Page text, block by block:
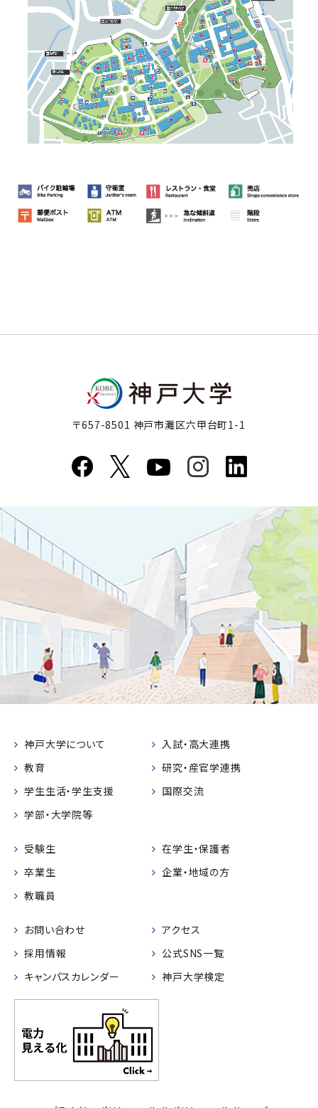
〒657-8501 神戸市灘区六甲台町1-1
神戸大学について
入試・高大連携
教育
研究・産官学連携
学生生活・学生支援
国際交流
学部・大学院等
受験生
在学生・保護者
卒業生
企業・地域の方
教職員
お問い合わせ
アクセス
採用情報
公式SNS一覧
キャンパスカレンダー
神戸大学検定